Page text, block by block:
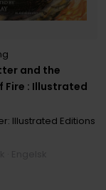
and the
Fire : Illustrated
Illustrated Editions